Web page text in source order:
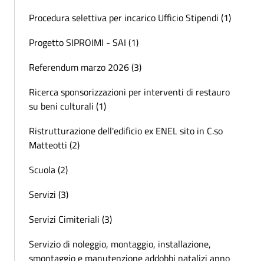
Procedura selettiva per incarico Ufficio Stipendi (1)
Progetto SIPROIMI - SAI (1)
Referendum marzo 2026 (3)
Ricerca sponsorizzazioni per interventi di restauro
su beni culturali (1)
Ristrutturazione dell'edificio ex ENEL sito in C.so
Matteotti (2)
Scuola (2)
Servizi (3)
Servizi Cimiteriali (3)
Servizio di noleggio, montaggio, installazione,
smontaggio e manutenzione addobbi natalizi anno